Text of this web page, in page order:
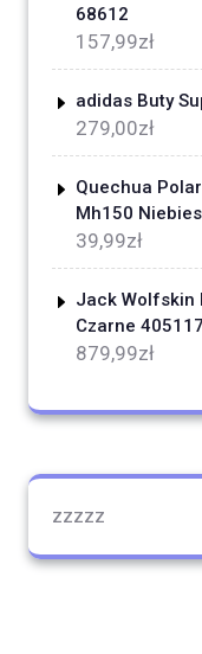
68612
157,99zł
adidas Buty
279,00zł
Quechua
Mh150
39,99zł
Jack Wolfskin
Czarne
879,99zł
zzzzz